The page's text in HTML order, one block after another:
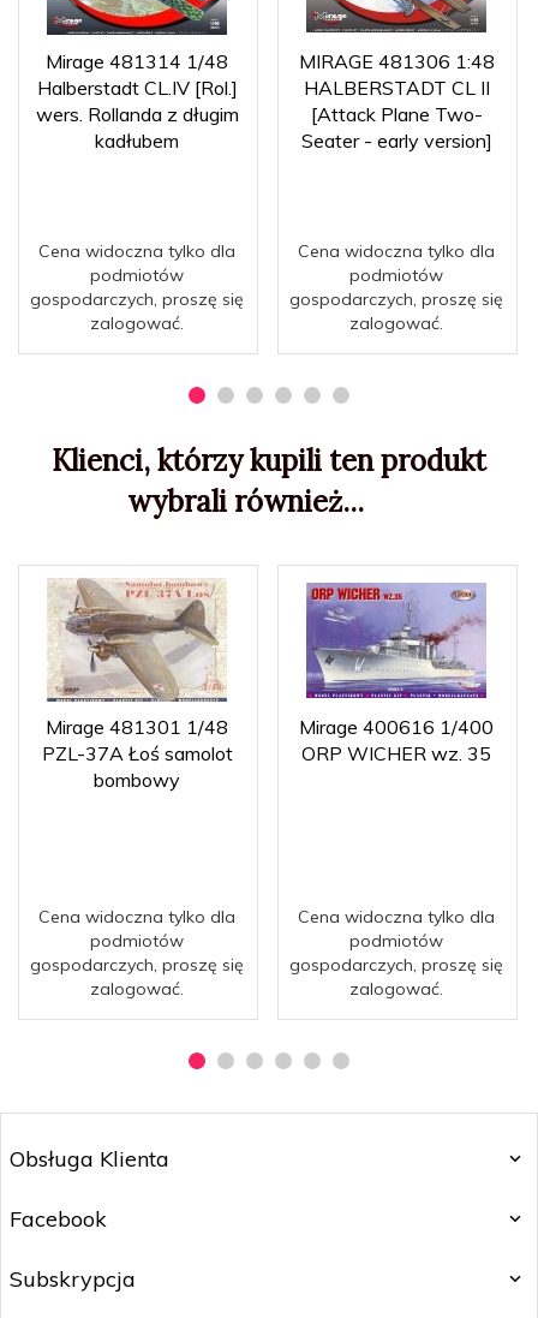
Mirage 481314 1/48
Halberstadt CL.IV [Rol.]
wers. Rollanda z długim
kadłubem
Cena widoczna tylko dla
podmiotów
gospodarczych, proszę się
zalogować.
MIRAGE 481306 1:48
HALBERSTADT CL II
[Attack Plane Two-
Seater - early version]
Cena widoczna tylko dla
podmiotów
gospodarczych, proszę się
zalogować.
Klienci, którzy kupili ten produkt
wybrali również...
Mirage 481301 1/48
PZL-37A Łoś samolot
bombowy
Cena widoczna tylko dla
podmiotów
gospodarczych, proszę się
zalogować.
Mirage 400616 1/400
ORP WICHER wz. 35
Cena widoczna tylko dla
podmiotów
gospodarczych, proszę się
zalogować.
Obsługa Klienta
Facebook
Subskrypcja